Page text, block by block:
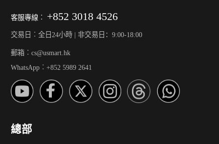
客服專線︰ +852 3018 4526
交易日︰全日24小時 | 非交易日：9:00-18:00
郵箱︰cs@usmart.hk
WhatsApp︰+852 5989 2641
總部